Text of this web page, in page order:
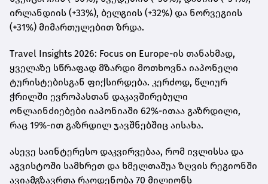
ირლანდიის (+33%), ბელგიის (+32%) და ნორვეგიის
(+31%) მიმართულებით ზრდა.
Travel Insights 2026: Focus on Europe-ის თანახმად,
ყველაზე სწრაფად მზარდი მოთხოვნა იაპონელი
ტურისტებისგან ფიქსირდება. კერძოდ, წლიურ
ჭრილში ევროპასთან დაკავშირებული
ონლაინძიებები იაპონიაში 62%-ითაა გაზრდილი,
რაც 19%-ით გაზრდილ ჯავშნებშიც აისახა.
ასევე საინტერესო დაკვირვებაა, რომ ივლისსა და
აგვისტოში სამხრეთ და ხმელთაშუა ზღვის რეგიონში
ავიამგზავრთა რაოდენობა 70 მილიონს